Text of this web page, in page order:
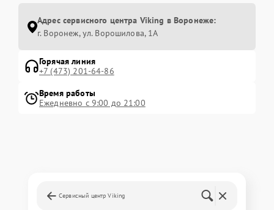
Адрес сервисного центра Viking в Воронеже:
г. Воронеж, ул. Ворошилова, 1А
Горячая линия
+7 (473) 201-64-86
Время работы
Ежедневно с 9:00 до 21:00
Сервисный центр Viking